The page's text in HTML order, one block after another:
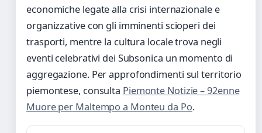
economiche legate alla crisi internazionale e
organizzative con gli imminenti scioperi dei
trasporti, mentre la cultura locale trova negli
eventi celebrativi dei Subsonica un momento di
aggregazione. Per approfondimenti sul territorio
piemontese, consulta Piemonte Notizie – 92enne
Muore per Maltempo a Monteu da Po.